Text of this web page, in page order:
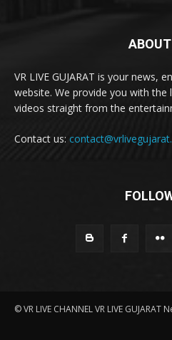
VR LIVE GUJARAT is your news,
website. We provide you with the
videos straight from the
Contact us:
© VR LIVE CHANNEL VR LIVE GUJARAT